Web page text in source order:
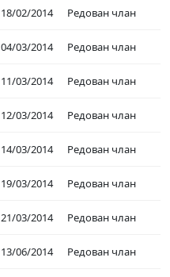
18/02/2014 Редован члан
04/03/2014 Редован члан
11/03/2014 Редован члан
12/03/2014 Редован члан
14/03/2014 Редован члан
19/03/2014 Редован члан
21/03/2014 Редован члан
13/06/2014 Редован члан